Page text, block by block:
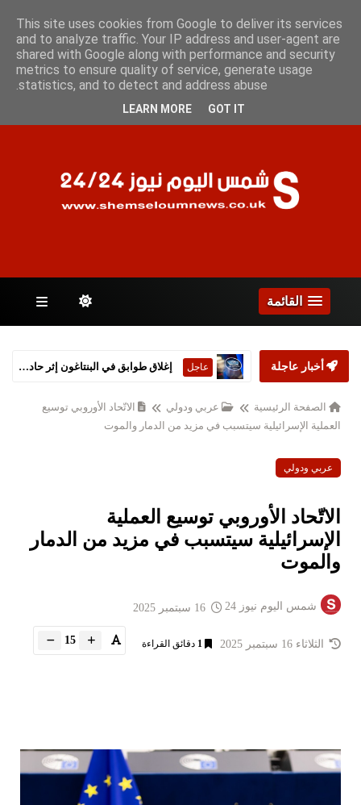
الخميس 6 أغسطس 2026
الصفحات
القائمة
أخبار عاجلة عاجل إغلاق طوابق في البنتاغون إثر حادثة 'مواد خطرة'
الصفحة الرئيسية
عربي ودولي
الاتّحاد الأوروبي توسيع
العملية الإسرائيلية سيتسبب في مزيد من الدمار والموت
عربي ودولي
الاتّحاد الأوروبي توسيع العملية
الإسرائيلية سيتسبب في مزيد من الدمار
والموت
شمس اليوم نيوز 24
الثلاثاء 16 سبتمبر 2025 1 دقائق القراءة 15
This site uses cookies from Google to deliver its services
and to analyze traffic. Your IP address and user-agent are
shared with Google along with performance and security
metrics to ensure quality of service, generate usage
statistics, and to detect and address abuse.
LEARN MORE GOT IT